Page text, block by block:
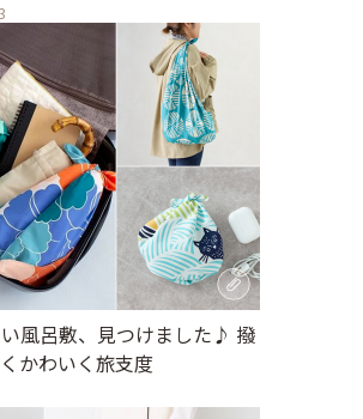
風呂敷、見つけました♪ 撥
かわいく旅支度